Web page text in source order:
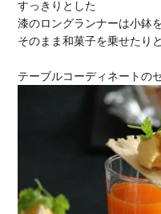
すっきりとした
漆のロングランナーは小鉢
そのまま和菓子を乗せたり
テーブルコーディネートの